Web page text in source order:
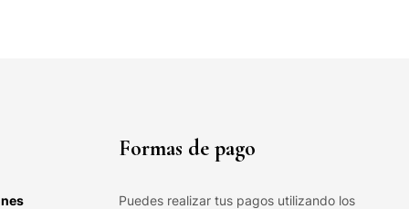
Formas de pago
Puedes realizar tus pagos utilizando los